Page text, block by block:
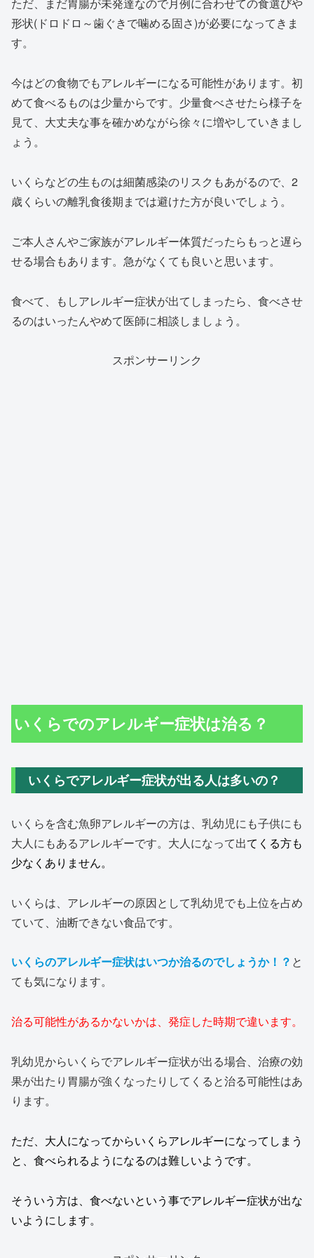
ただ、まだ胃腸が未発達なので月例に合わせての食選びや
形状(ドロドロ～歯ぐきで噛める固さ)が必要になってきま
す。
今はどの食物でもアレルギーになる可能性があります。初
めて食べるものは少量からです。少量食べさせたら様子を
見て、大丈夫な事を確かめながら徐々に増やしていきまし
ょう。
いくらなどの生ものは細菌感染のリスクもあがるので、2
歳くらいの離乳食後期までは避けた方が良いでしょう。
ご本人さんやご家族がアレルギー体質だったらもっと遅ら
せる場合もあります。急がなくても良いと思います。
食べて、もしアレルギー症状が出てしまったら、食べさせ
るのはいったんやめて医師に相談しましょう。
スポンサーリンク
いくらでのアレルギー症状は治る？
いくらでアレルギー症状が出る人は多いの？
いくらを含む魚卵アレルギーの方は、乳幼児にも子供にも
大人にもあるアレルギーです。大人になって出てくる方も
少なくありません。
いくらは、アレルギーの原因として乳幼児でも上位を占め
ていて、油断できない食品です。
いくらのアレルギー症状はいつか治るのでしょうか！？ と
ても気になります。
治る可能性があるかないかは、発症した時期で違います。
乳幼児からいくらでアレルギー症状が出る場合、治療の効
果が出たり胃腸が強くなったりしてくると治る可能性はあ
ります。
ただ、大人になってからいくらアレルギーになってしまう
と、食べられるようになるのは難しいようです。
そういう方は、食べないという事でアレルギー症状が出な
いようにします。